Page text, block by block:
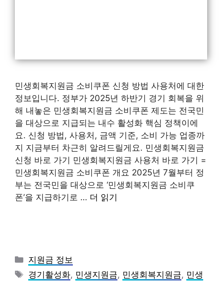
민생회복지원금 소비쿠폰 신청 방법 사용처에 대한
정보입니다. 정부가 2025년 하반기 경기 회복을 위
해 내놓은 민생회복지원금 소비쿠폰 제도는 전국민
을 대상으로 지급되는 내수 활성화 핵심 정책이에
요. 신청 방법, 사용처, 금액 기준, 소비 가능 업종까
지 지금부터 차근히 알려드릴게요. 민생회복지원금
신청 바로 가기 민생회복지원금 사용처 바로 가기 =
민생회복지원금 소비쿠폰 개요 2025년 7월부터 정
부는 전국민을 대상으로 ‘민생회복지원금 소비쿠
폰’을 지급하기로 … 더 읽기
카
테
지원금 정보
태
경기활성화, 민생지원금, 민생회복지원금, 민생